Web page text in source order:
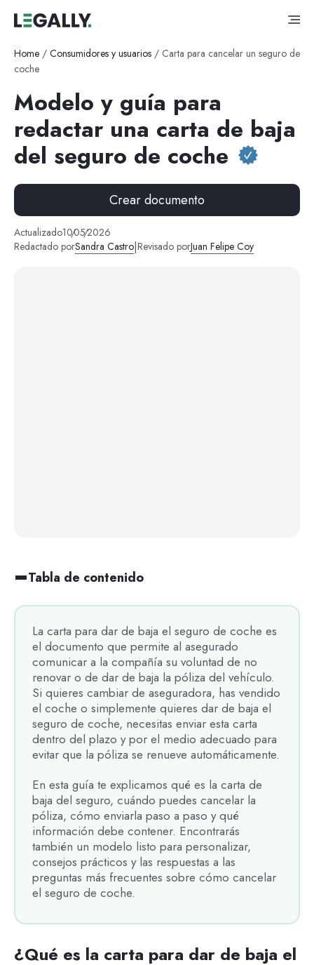
Home / Consumidores y usuarios / Carta para cancelar un seguro de
coche
Modelo y guía para
redactar una carta de baja
del seguro de coche
Crear documento
Actualizado10/05/2026
Redactado porSandra Castro|Revisado porJuan Felipe Coy
La carta para dar de baja el seguro de coche es
el documento que permite al asegurado
comunicar a la compañía su voluntad de no
renovar o de dar de baja la póliza del vehículo.
Si quieres cambiar de aseguradora, has vendido
el coche o simplemente quieres dar de baja el
seguro de coche, necesitas enviar esta carta
dentro del plazo y por el medio adecuado para
evitar que la póliza se renueve automáticamente.
En esta guía te explicamos qué es la carta de
baja del seguro, cuándo puedes cancelar la
póliza, cómo enviarla paso a paso y qué
información debe contener. Encontrarás
también un modelo listo para personalizar,
consejos prácticos y las respuestas a las
preguntas más frecuentes sobre cómo cancelar
el seguro de coche.
Tabla de contenido
¿Qué es la carta para dar de baja el